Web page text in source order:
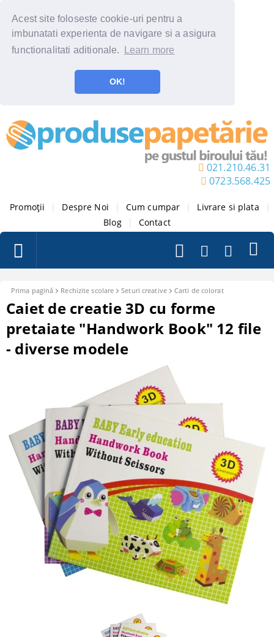
Acest site foloseste cookie-uri pentru a
imbunatati experienta de navigare si a asigura
functionalitati aditionale.
Learn more
OK!
021.210.46.31
0723.568.425
Promoții Despre Noi Cum cumpar Livrare si plata
Blog
Contact
Prima pagină Rechizite scolare Seturi creative Carti de colorat
Caiet de creatie 3D cu forme
pretaiate "Handwork Book" 12 file
- diverse modele